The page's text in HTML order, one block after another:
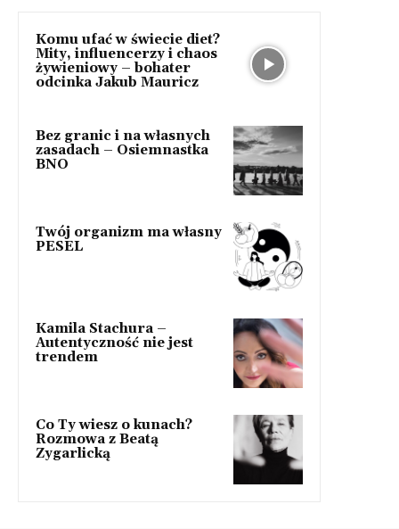
Komu ufać w świecie diet?
Mity, influencerzy i chaos
żywieniowy – bohater
odcinka Jakub Mauricz
Bez granic i na własnych
zasadach – Osiemnastka
BNO
Twój organizm ma własny
PESEL
Kamila Stachura –
Autentyczność nie jest
trendem
Co Ty wiesz o kunach?
Rozmowa z Beatą
Zygarlicką